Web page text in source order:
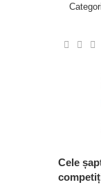
Cele